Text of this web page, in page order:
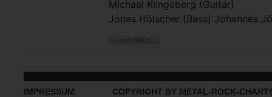
Michael Klingeberg (Guitar)
Jonas Hölscher (Bass) Johannes
IMPRESSUM COPYRIGHT BY METAL-ROCK-